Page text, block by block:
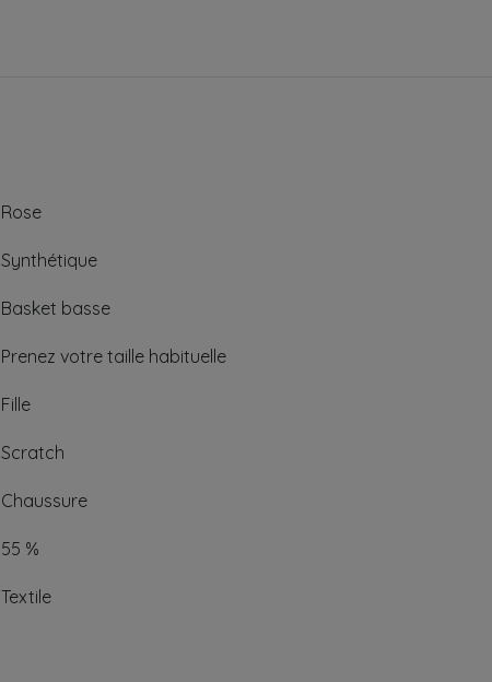
Rose
Synthétique
Basket basse
Prenez votre taille habituelle
Fille
Scratch
Chaussure
55 %
Textile